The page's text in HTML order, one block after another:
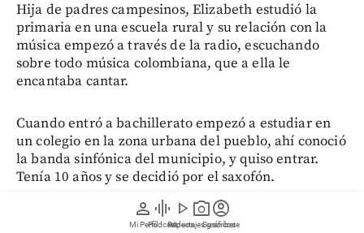
person
Mi Perfil
graphic_eq
Pódcast
play_arrow
Videos
photo_camera
Reportajes gráficos
account_circle
Suscríbete
Hija de padres campesinos, Elizabeth estudió la
primaria en una escuela rural y su relación con la
música empezó a través de la radio, escuchando
sobre todo música colombiana, que a ella le
encantaba cantar.
Cuando entró a bachillerato empezó a estudiar en
un colegio en la zona urbana del pueblo, ahí conoció
la banda sinfónica del municipio, y quiso entrar.
Tenía 10 años y se decidió por el saxofón.
–Me enamoré profundamente de lo que se siente